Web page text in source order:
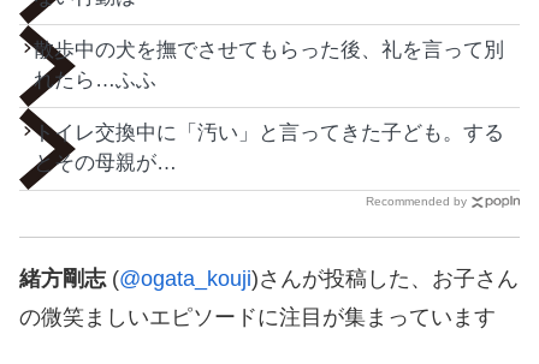
散歩中の犬を撫でさせてもらった後、礼を言って別
れたら…ふふ
トイレ交換中に「汚い」と言ってきた子ども。する
とその母親が…
Recommended by
緒方剛志(@ogata_kouji)さんが投稿した、お子さん
の微笑ましいエピソードに注目が集まっています